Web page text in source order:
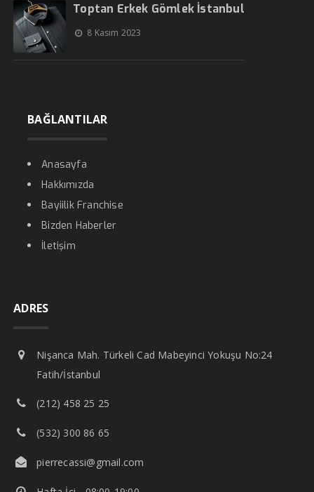
Toptan Erkek Gömlek İstanbul
8 Kasım 2023
BAĞLANTILAR
Anasayfa
Hakkımızda
Bayiilik Franchise
Bizden Haberler
İletişim
ADRES
Nişanca Mah. Türkeli Cad Mabeyinci Yokuşu No:24
Fatih/İstanbul
(212) 458 25 25
(532) 300 86 65
pierrecassi@gmail.com